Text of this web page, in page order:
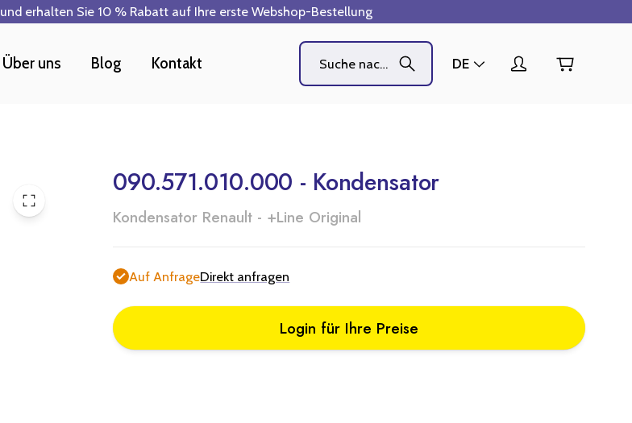
und erhalten Sie 10 % Rabatt auf Ihre erste Webshop-Bestellung
Über uns Blog Kontakt DE
090.571.010.000 - Kondensator
Kondensator Renault - +Line Original
Auf AnfrageDirekt anfragen
Login für Ihre Preise